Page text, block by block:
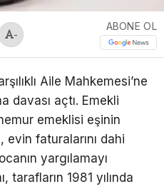
-
ABONE OL
Aile Mahkemesi’ne
davası açtı. Emekli
emeklisi eşinin
evin faturalarını dahi
yargılamayı
tarafların 1981 yılında